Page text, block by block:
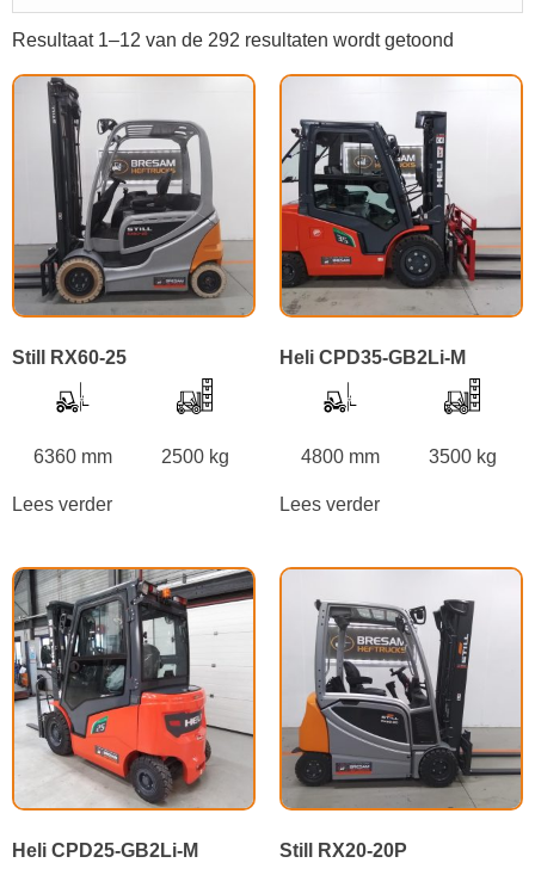
Resultaat 1–12 van de 292 resultaten wordt getoond
Still RX60-25
6360 mm 2500 kg
Lees verder
Heli CPD35-GB2Li-M
4800 mm 3500 kg
Lees verder
Heli CPD25-GB2Li-M Still RX20-20P